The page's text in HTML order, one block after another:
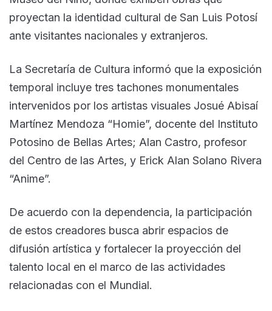
proyectan la identidad cultural de San Luis Potosí
ante visitantes nacionales y extranjeros.
La Secretaría de Cultura informó que la exposición
temporal incluye tres tachones monumentales
intervenidos por los artistas visuales Josué Abisaí
Martínez Mendoza “Homie”, docente del Instituto
Potosino de Bellas Artes; Alan Castro, profesor
del Centro de las Artes, y Erick Alan Solano Rivera
“Anime”.
De acuerdo con la dependencia, la participación
de estos creadores busca abrir espacios de
difusión artística y fortalecer la proyección del
talento local en el marco de las actividades
relacionadas con el Mundial.